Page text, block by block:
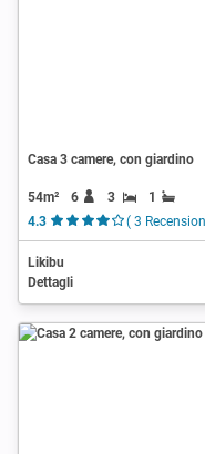
Casa 3 camere, con giardino
54m² 6 3
1
4.3
( 3
Likibu
Dettagli